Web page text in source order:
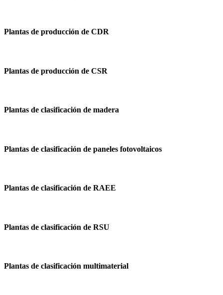
Plantas de producción de CDR
Plantas de producción de CSR
Plantas de clasificación de madera
Plantas de clasificación de paneles fotovoltaicos
Plantas de clasificación de RAEE
Plantas de clasificación de RSU
Plantas de clasificación multimaterial